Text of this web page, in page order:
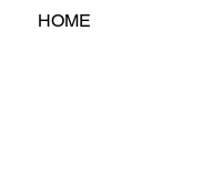
HOME